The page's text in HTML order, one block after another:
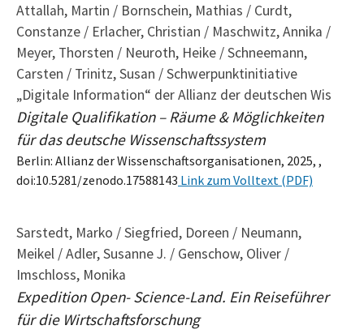
Attallah, Martin / Bornschein, Mathias / Curdt,
Constanze / Erlacher, Christian / Maschwitz, Annika /
Meyer, Thorsten / Neuroth, Heike / Schneemann,
Carsten / Trinitz, Susan / Schwerpunktinitiative
„Digitale Information“ der Allianz der deutschen Wis
Digitale Qualifikation – Räume & Möglichkeiten
für das deutsche Wissenschaftssystem
Berlin: Allianz der Wissenschaftsorganisationen, 2025, ,
doi:10.5281/zenodo.17588143 Link zum Volltext (PDF)
Sarstedt, Marko / Siegfried, Doreen / Neumann,
Meikel / Adler, Susanne J. / Genschow, Oliver /
Imschloss, Monika
Expedition Open- Science-Land. Ein Reiseführer
für die Wirtschaftsforschung